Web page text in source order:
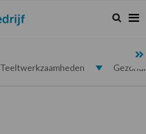
Zoeken...
Zoek
Teeltwerkzaamheden